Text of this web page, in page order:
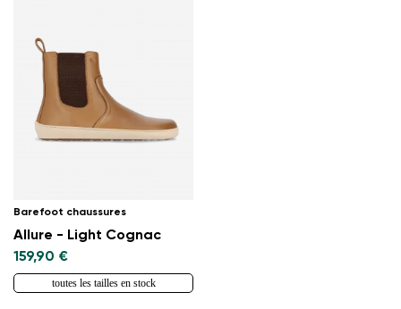
Barefoot chaussures
Allure - Light Cognac
159,90 €
toutes les tailles en stock